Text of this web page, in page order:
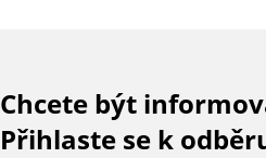
Chcete být
Přihlaste se k